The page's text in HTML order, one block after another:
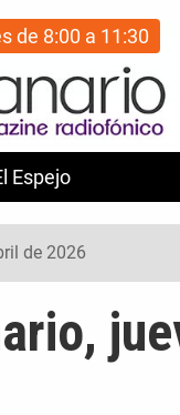
Espejo
de 8:00 a 11:30
de 2026